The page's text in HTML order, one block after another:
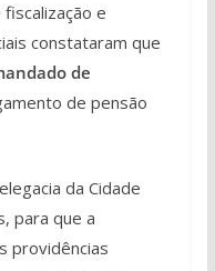
e
constataram que
de
de pensão
da Cidade
para que a
providências